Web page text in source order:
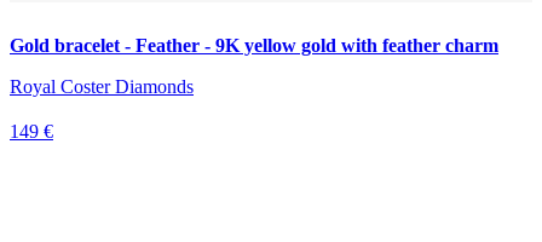
Gold bracelet - Feather - 9K yellow gold with feather charm
Royal Coster Diamonds
149 €